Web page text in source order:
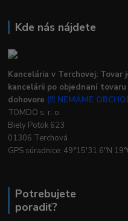
Kde nás nájdete
Kancelária v Terchovej: Tovar
kancelárii po objednaní
dohovore (!!! NEMÁME
TOMDO s. r. o.
Biely Potok 623
01306 Terchová
GPS súradnice: 49°15'31.6"N
Potrebujete
poradiť?